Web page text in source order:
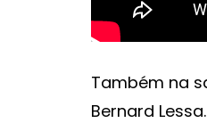
Também na
Bernard